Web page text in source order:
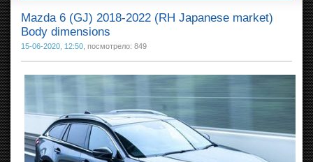
Mazda 6 (GJ) 2018-2022 (RH Japanese market)
Body dimensions
15-06-2020, 12:50 , посмотрело: 849